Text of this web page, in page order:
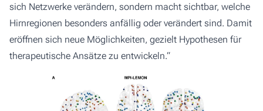
sich Netzwerke verändern, sondern macht sichtbar, welche
Hirnregionen besonders anfällig oder verändert sind. Damit
eröffnen sich neue Möglichkeiten, gezielt Hypothesen für
therapeutische Ansätze zu entwickeln.“